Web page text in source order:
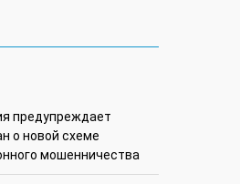
предупреждает
о новой схеме
мошенничества